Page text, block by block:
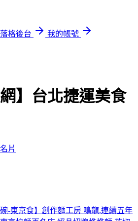
格後台
我的帳號
網】台北捷運美食
名片
-東京食】創作麵工房 鳴龍.連續五年